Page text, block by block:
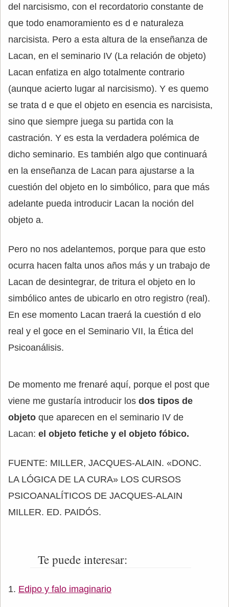
del narcisismo, con el recordatorio constante de
que todo enamoramiento es d e naturaleza
narcisista. Pero a esta altura de la enseñanza de
Lacan, en el seminario IV (La relación de objeto)
Lacan enfatiza en algo totalmente contrario
(aunque acierto lugar al narcisismo). Y es quemo
se trata d e que el objeto en esencia es narcisista,
sino que siempre juega su partida con la
castración. Y es esta la verdadera polémica de
dicho seminario. Es también algo que continuará
en la enseñanza de Lacan para ajustarse a la
cuestión del objeto en lo simbólico, para que más
adelante pueda introducir Lacan la noción del
objeto a.
Pero no nos adelantemos, porque para que esto
ocurra hacen falta unos años más y un trabajo de
Lacan de desintegrar, de tritura el objeto en lo
simbólico antes de ubicarlo en otro registro (real).
En ese momento Lacan traerá la cuestión d elo
real y el goce en el Seminario VII, la Ética del
Psicoanálisis.
De momento me frenaré aquí, porque el post que
viene me gustaría introducir los dos tipos de
objeto que aparecen en el seminario IV de
Lacan: el objeto fetiche y el objeto fóbico.
FUENTE: MILLER, JACQUES-ALAIN. «DONC.
LA LÓGICA DE LA CURA» LOS CURSOS
PSICOANALÍTICOS DE JACQUES-ALAIN
MILLER. ED. PAIDÓS.
Te puede interesar:
Edipo y falo imaginario